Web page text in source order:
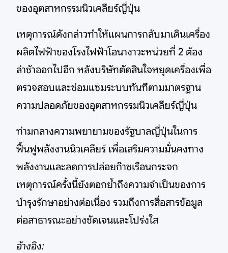
ของอุตสาหกรรมนิวเคลียร์ญี่ปุ่น
เหตุการณ์ดังกล่าวทำให้แผนการกลับมาเดินเครื่อง
ผลิตไฟฟ้าของโรงไฟฟ้าโอนางาวะหน่วยที่ 2 ต้อง
ล่าช้าออกไปอีก หลังบริษัทตัดสินใจหยุดเครื่องเพื่อ
ตรวจสอบและซ่อมแซมระบบทันทีตามมาตรฐาน
ความปลอดภัยของอุตสาหกรรมนิวเคลียร์ญี่ปุ่น
ท่ามกลางความพยายามของรัฐบาลญี่ปุ่นในการ
ฟื้นฟูพลังงานนิวเคลียร์ เพื่อเสริมความมั่นคงทาง
พลังงานและลดการปล่อยก๊าซเรือนกระจก
เหตุการณ์ครั้งนี้ยังตอกย้ำถึงความจำเป็นของการ
บำรุงรักษาอย่างต่อเนื่อง รวมถึงการสื่อสารข้อมูล
ต่อสาธารณะอย่างชัดเจนและโปร่งใส
อ้างอิง: